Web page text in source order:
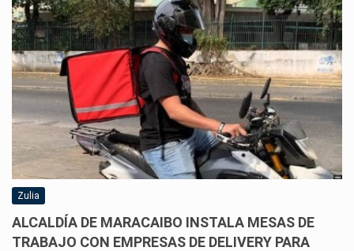
Zulia
ALCALDÍA DE MARACAIBO INSTALA MESAS DE
TRABAJO CON EMPRESAS DE DELIVERY PARA